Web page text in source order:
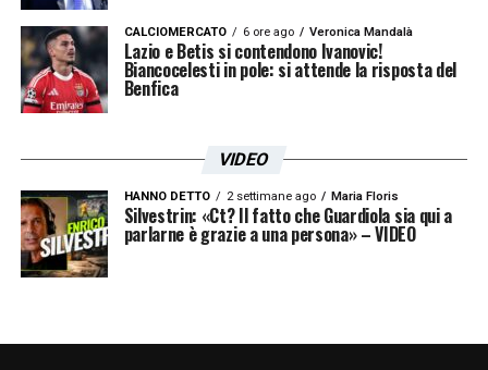
CALCIOMERCATO 6 ore ago Veronica Mandalà
Lazio e Betis si contendono Ivanovic!
Biancocelesti in pole: si attende la risposta del
Benfica
VIDEO
HANNO DETTO 2 settimane ago Maria Floris
Silvestrin: «Ct? Il fatto che Guardiola sia qui a
parlarne è grazie a una persona» – VIDEO